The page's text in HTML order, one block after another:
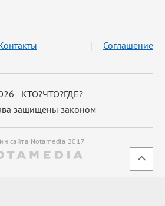
КТО?ЧТО?ГДЕ?
защищены законом
Соглашение
сайта Notamedia 2017